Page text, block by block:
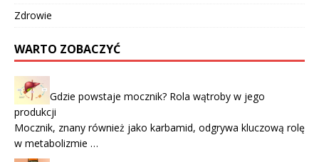
Zdrowie
WARTO ZOBACZYĆ
Gdzie powstaje mocznik? Rola wątroby w jego
produkcji
Mocznik, znany również jako karbamid, odgrywa kluczową rolę
w metabolizmie …